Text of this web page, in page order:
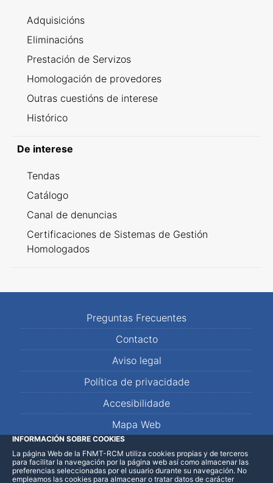
Adquisicións
Eliminacións
Prestación de Servizos
Homologación de provedores
Outras cuestións de interese
Histórico
De interese
Tendas
Catálogo
Canal de denuncias
Certificaciones de Sistemas de Gestión
Homologados
Preguntas Frecuentes
Contacto
Aviso legal
Política de privacidade
Accesibilidade
Mapa Web
LinkedInFacebookWhatsApp
INFORMACIÓN SOBRE COOKIES
La página Web de la FNMT-RCM utiliza cookies propias y de terceros
para facilitar la navegación por la página web así como almacenar las
preferencias seleccionadas por el usuario durante su navegación. No
empleamos las cookies para almacenar o tratar datos de carácter